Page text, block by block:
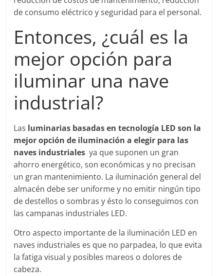
de consumo eléctrico y seguridad para el personal.
Entonces, ¿cuál es la
mejor opción para
iluminar una nave
industrial?
Las luminarias basadas en tecnología LED son la
mejor opción de iluminación a elegir para las
naves industriales ya que suponen un gran
ahorro energético, son económicas y no precisan
un gran mantenimiento. La iluminación general del
almacén debe ser uniforme y no emitir ningún tipo
de destellos o sombras y ésto lo conseguimos con
las campanas industriales LED.
Otro aspecto importante de la iluminación LED en
naves industriales es que no parpadea, lo que evita
la fatiga visual y posibles mareos o dolores de
cabeza.